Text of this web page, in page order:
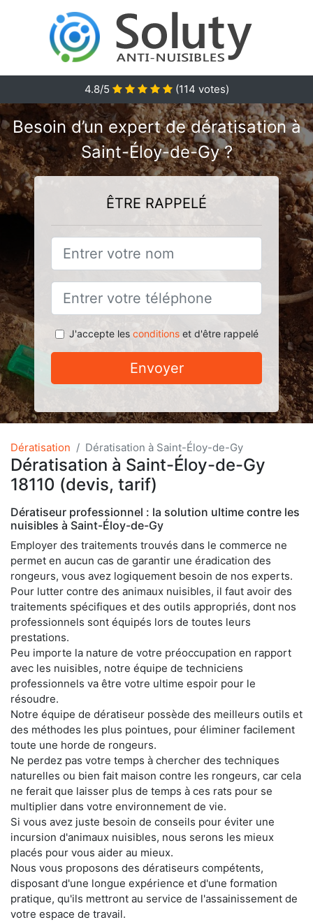
4.8/5 (114 votes)
Besoin d’un expert de dératisation à
Saint-Éloy-de-Gy ?
ÊTRE RAPPELÉ
J'accepte les conditionset d'être rappelé
Envoyer
Dératisation Dératisation à Saint-Éloy-de-Gy
Dératisation à Saint-Éloy-de-Gy
18110 (devis, tarif)
Dératiseur professionnel : la solution ultime contre les
nuisibles à Saint-Éloy-de-Gy
Employer des traitements trouvés dans le commerce ne
permet en aucun cas de garantir une éradication des
rongeurs, vous avez logiquement besoin de nos experts.
Pour lutter contre des animaux nuisibles, il faut avoir des
traitements spécifiques et des outils appropriés, dont nos
professionnels sont équipés lors de toutes leurs
prestations.
Peu importe la nature de votre préoccupation en rapport
avec les nuisibles, notre équipe de techniciens
professionnels va être votre ultime espoir pour le
résoudre.
Notre équipe de dératiseur possède des meilleurs outils et
des méthodes les plus pointues, pour éliminer facilement
toute une horde de rongeurs.
Ne perdez pas votre temps à chercher des techniques
naturelles ou bien fait maison contre les rongeurs, car cela
ne ferait que laisser plus de temps à ces rats pour se
multiplier dans votre environnement de vie.
Si vous avez juste besoin de conseils pour éviter une
incursion d'animaux nuisibles, nous serons les mieux
placés pour vous aider au mieux.
Nous vous proposons des dératiseurs compétents,
disposant d'une longue expérience et d'une formation
pratique, qu'ils mettront au service de l'assainissement de
votre espace de travail.